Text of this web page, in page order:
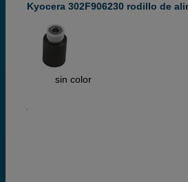
Kyocera 302F906230 rodillo de
sin color